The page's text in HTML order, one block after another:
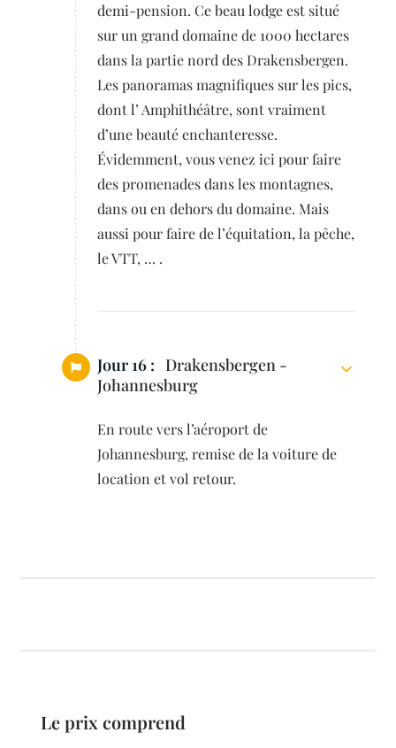
demi-pension. Ce beau lodge est situé
sur un grand domaine de 1000 hectares
dans la partie nord des Drakensbergen.
Les panoramas magnifiques sur les pics,
dont l’ Amphithéâtre, sont vraiment
d’une beauté enchanteresse.
Évidemment, vous venez ici pour faire
des promenades dans les montagnes,
dans ou en dehors du domaine. Mais
aussi pour faire de l’équitation, la pêche,
le VTT, … .
Jour 16 : Drakensbergen -
Johannesburg
En route vers l’aéroport de
Johannesburg, remise de la voiture de
location et vol retour.
Le prix comprend